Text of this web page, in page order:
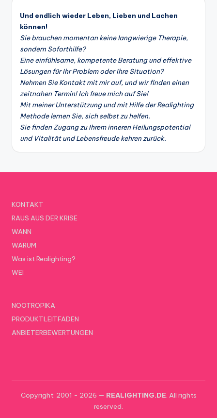
Und endlich wieder Leben, Lieben und Lachen
können!
Sie brauchen momentan keine langwierige Therapie,
sondern Soforthilfe?
Eine einfühlsame, kompetente Beratung und effektive
Lösungen für Ihr Problem oder Ihre Situation?
Nehmen Sie Kontakt mit mir auf, und wir finden einen
zeitnahen Termin! Ich freue mich auf Sie!
Mit meiner Unterstützung und mit Hilfe der Realighting
Methode lernen Sie, sich selbst zu helfen.
Sie finden Zugang zu Ihrem inneren Heilungspotential
und Vitalität und Lebensfreude kehren zurück.
KONTAKT
RAUS AUS DER KRISE
WANN
WARUM
Was ist Realighting?
WEI
NOOTROPIKA
PRODUKTLEITFADEN
ANBIETERBEWERTUNGEN
Copyright: 2001 - 2026 — REALIGHTING.DE. All rights
reserved.